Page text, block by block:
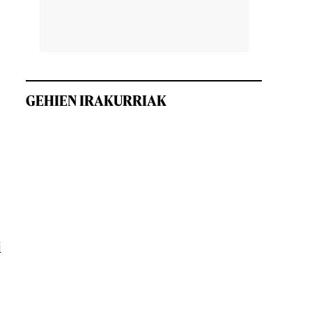
GEHIEN IRAKURRIAK